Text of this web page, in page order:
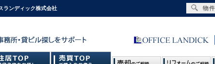
ンディック株式会社 物